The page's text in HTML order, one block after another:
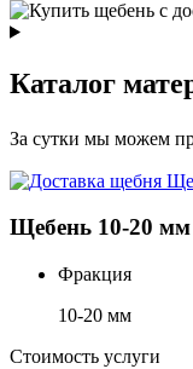
Каталог
За сутки мы можем
Щебень 10-20 мм
Фракция
10-20 мм
Стоимость услуги